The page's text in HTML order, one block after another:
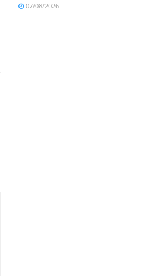
07/08/2026